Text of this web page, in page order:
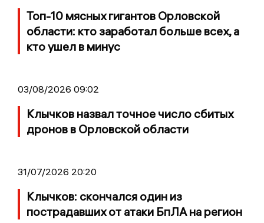
Топ-10 мясных гигантов Орловской
области: кто заработал больше всех, а
кто ушел в минус
03/08/2026 09:02
Клычков назвал точное число сбитых
дронов в Орловской области
31/07/2026 20:20
Клычков: скончался один из
пострадавших от атаки БпЛА на регион